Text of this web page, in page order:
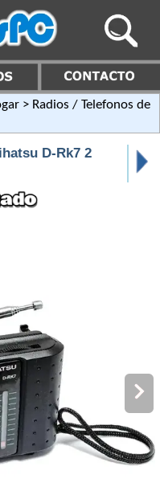
> Radios / Telefonos de
D-Rk7 2